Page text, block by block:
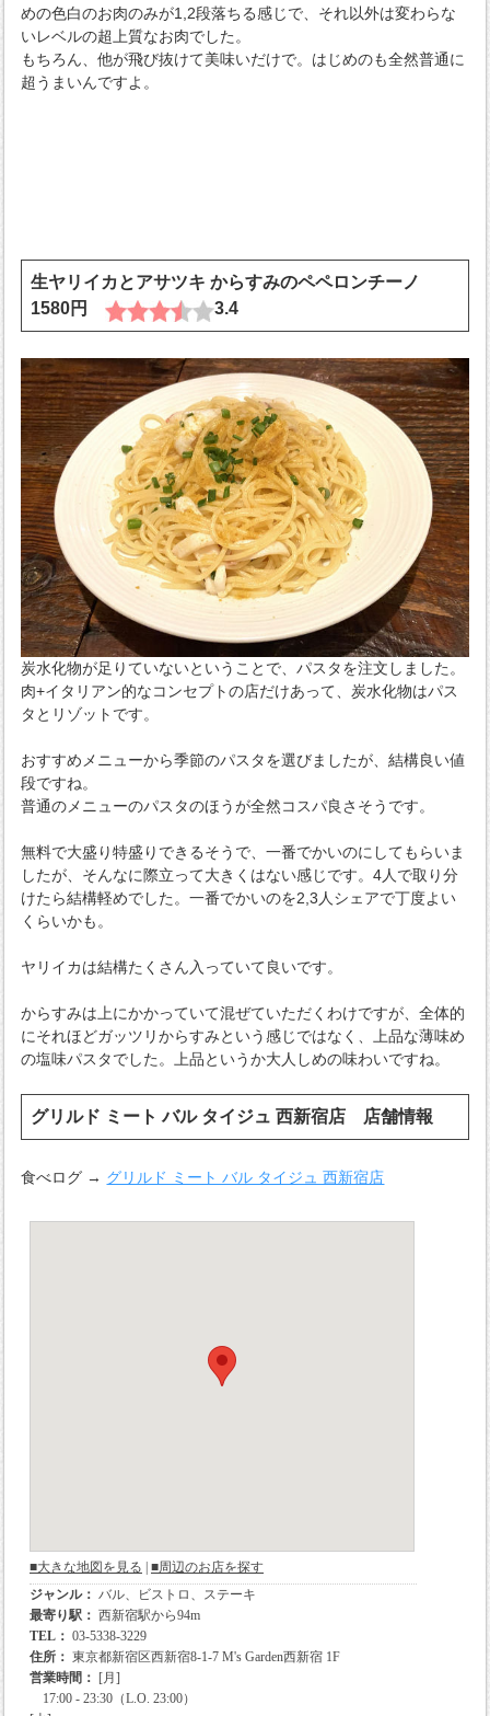
めの色白のお肉のみが1,2段落ちる感じで、それ以外は変わらな
いレベルの超上質なお肉でした。
もちろん、他が飛び抜けて美味いだけで。はじめのも全然普通に
超うまいんですよ。
生ヤリイカとアサツキ からすみのペペロンチーノ
1580円
3.4
炭水化物が足りていないということで、パスタを注文しました。
肉+イタリアン的なコンセプトの店だけあって、炭水化物はパス
タとリゾットです。
おすすめメニューから季節のパスタを選びましたが、結構良い値
段ですね。
普通のメニューのパスタのほうが全然コスパ良さそうです。
無料で大盛り特盛りできるそうで、一番でかいのにしてもらいま
したが、そんなに際立って大きくはない感じです。4人で取り分
けたら結構軽めでした。一番でかいのを2,3人シェアで丁度よい
くらいかも。
ヤリイカは結構たくさん入っていて良いです。
からすみは上にかかっていて混ぜていただくわけですが、全体的
にそれほどガッツリからすみという感じではなく、上品な薄味め
の塩味パスタでした。上品というか大人しめの味わいですね。
グリルド ミート バル タイジュ 西新宿店 店舗情報
食べログ → グリルド ミート バル タイジュ 西新宿店